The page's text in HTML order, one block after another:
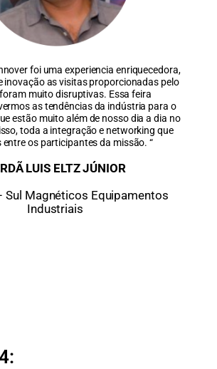
foi uma experiencia enriquecedora,
inovação as visitas proporcionadas pelo
foram muito disruptivas. Essa feira
as tendências da indústria para o
estão muito além de nosso dia a dia no
toda a integração e networking que
entre os participantes da missão. “
LUIS ELTZ JÚNIOR
Sul Magnéticos Equipamentos
Industriais